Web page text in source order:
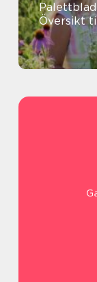
Översikt